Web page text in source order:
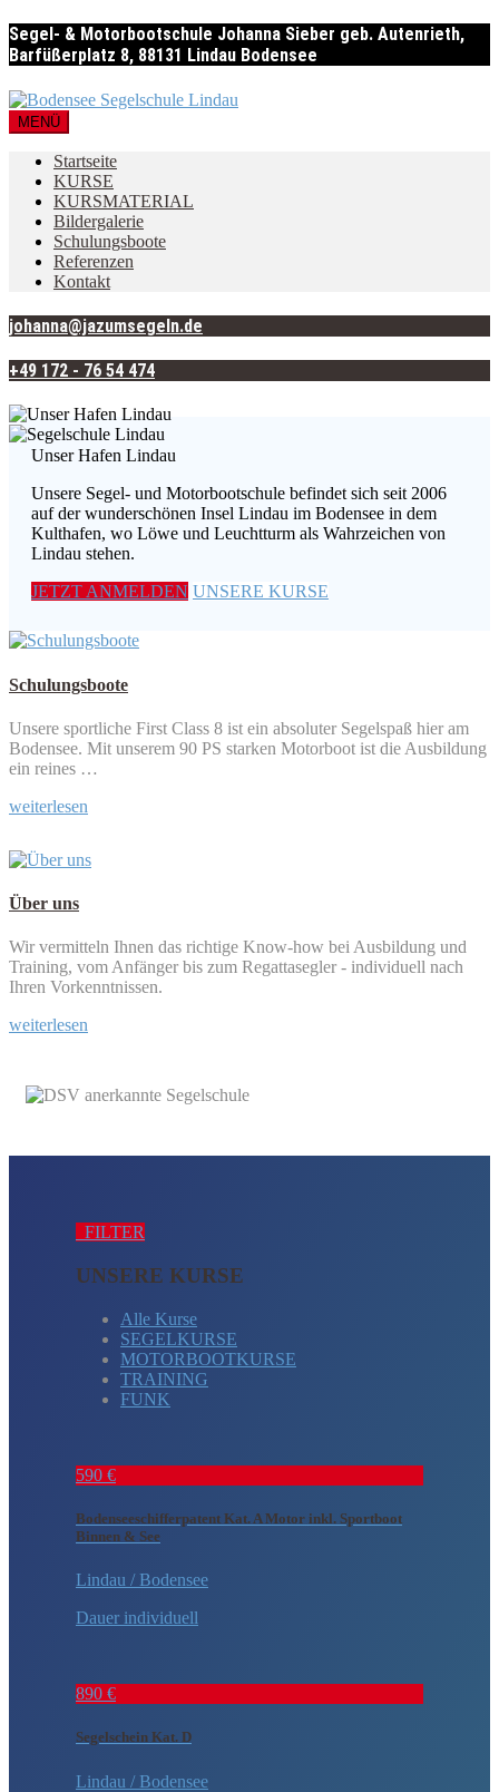
Segel- & Motorbootschule Johanna Sieber geb. Autenrieth,
Barfüßerplatz 8, 88131 Lindau Bodensee
MENÜ
Startseite
KURSE
KURSMATERIAL
Bildergalerie
Schulungsboote
Referenzen
Kontakt
johanna@jazumsegeln.de
+49 172 - 76 54 474
Unser Hafen Lindau
Unsere Segel- und Motorbootschule befindet sich seit 2006
auf der wunderschönen Insel Lindau im Bodensee in dem
Kulthafen, wo Löwe und Leuchtturm als Wahrzeichen von
Lindau stehen.
JETZT ANMELDEN UNSERE KURSE
Schulungsboote
Unsere sportliche First Class 8 ist ein absoluter Segelspaß hier am
Bodensee. Mit unserem 90 PS starken Motorboot ist die Ausbildung
ein reines …
weiterlesen
Über uns
Wir vermitteln Ihnen das richtige Know-how bei Ausbildung und
Training, vom Anfänger bis zum Regattasegler - individuell nach
Ihren Vorkenntnissen.
weiterlesen
FILTER
UNSERE KURSE
Alle Kurse
SEGELKURSE
MOTORBOOTKURSE
TRAINING
FUNK
590 €
Bodenseeschifferpatent Kat. A Motor inkl. Sportboot
Binnen & See
Lindau / Bodensee
Dauer individuell
890 €
Segelschein Kat. D
Lindau / Bodensee